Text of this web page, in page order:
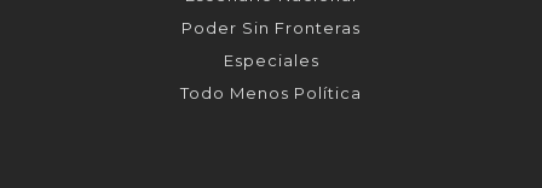
Poder Sin Fronteras
Especiales
Todo Menos Política